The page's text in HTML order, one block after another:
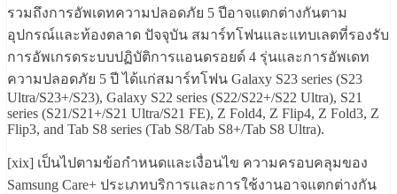
รวมถึงการอัพเดทความปลอดภัย 5 ปีอาจแตกต่างกันตาม
อุปกรณ์และท้องตลาด ปัจจุบัน สมาร์ทโฟนและแทบเลตที่รองรับ
การอัพเกรดระบบปฏิบัติการแอนดรอยด์ 4 รุ่นและการอัพเดท
ความปลอดภัย 5 ปี ได้แก่สมาร์ทโฟน Galaxy S23 series (S23
Ultra/S23+/S23), Galaxy S22 series (S22/S22+/S22 Ultra), S21
series (S21/S21+/S21 Ultra/S21 FE), Z Fold4, Z Flip4, Z Fold3, Z
Flip3, and Tab S8 series (Tab S8/Tab S8+/Tab S8 Ultra).
[xix] เป็นไปตามข้อกำหนดและเงื่อนไข ความครอบคลุมของ
Samsung Care+ ประเภทบริการและการใช้งานอาจแตกต่างกัน